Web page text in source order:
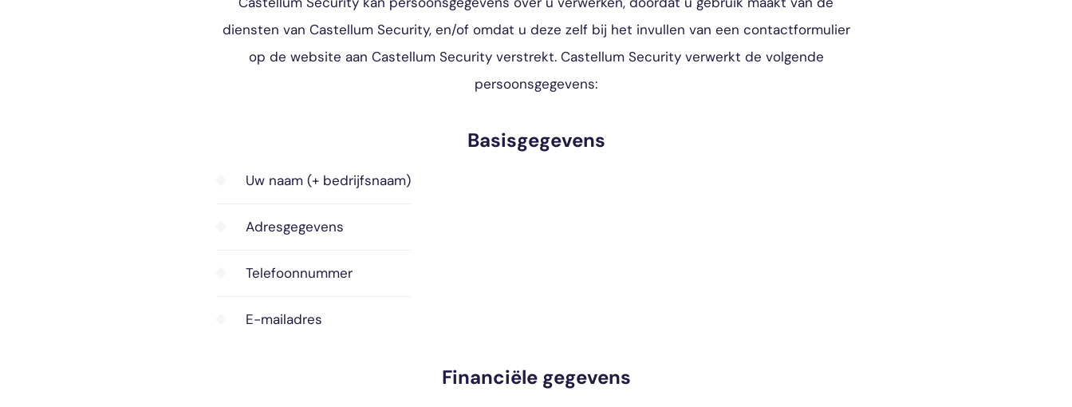
diensten van Castellum Security, en/of omdat u deze zelf bij het invullen van een contactformulier
op de website aan Castellum Security verstrekt. Castellum Security verwerkt de volgende
persoonsgegevens:
Basisgegevens
Uw naam (+ bedrijfsnaam)
Adresgegevens
Telefoonnummer
E-mailadres
Financiële gegevens